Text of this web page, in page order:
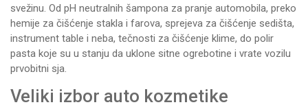
svežinu. Od pH neutralnih šampona za pranje automobila, preko
hemije za čišćenje stakla i farova, sprejeva za čišćenje sedišta,
instrument table i neba, tečnosti za čišćenje klime, do polir
pasta koje su u stanju da uklone sitne ogrebotine i vrate vozilu
prvobitni sja.
Veliki izbor auto kozmetike